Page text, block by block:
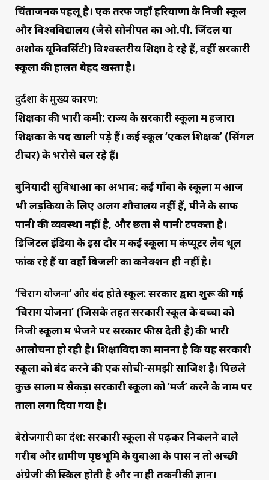
चिंताजनक पहलू है। एक तरफ जहाँ हरियाणा के निजी स्कूल
और विश्वविद्यालय (जैसे सोनीपत का ओ.पी. जिंदल या
अशोक यूनिवर्सिटी) विश्वस्तरीय शिक्षा दे रहे हैं, वहीं सरकारी
स्कूलों की हालत बेहद खस्ता है।
दुर्दशा के मुख्य कारण:
शिक्षकों की भारी कमी: राज्य के सरकारी स्कूलों में हजारों
शिक्षकों के पद खाली पड़े हैं। कई स्कूल ‘एकल शिक्षक’ (सिंगल
टीचर) के भरोसे चल रहे हैं।
बुनियादी सुविधाओं का अभाव: कई गाँवों के स्कूलों में आज
भी लड़कियों के लिए अलग शौचालय नहीं हैं, पीने के साफ
पानी की व्यवस्था नहीं है, और छतों से पानी टपकता है।
डिजिटल इंडिया के इस दौर में कई स्कूलों में कंप्यूटर लैब धूल
फांक रहे हैं या वहाँ बिजली का कनेक्शन ही नहीं है।
‘चिराग योजना’ और बंद होते स्कूल:सरकार द्वारा शुरू की गई
‘चिराग योजना’ (जिसके तहत सरकारी स्कूल के बच्चों को
निजी स्कूलों में भेजने पर सरकार फीस देती है) की भारी
आलोचना हो रही है। शिक्षाविदों का मानना है कि यह सरकारी
स्कूलों को बंद करने की एक सोची-समझी साजिश है। पिछले
कुछ सालों में सैकड़ों सरकारी स्कूलों को ‘मर्ज’ करने के नाम पर
ताला लगा दिया गया है।
बेरोजगारी का दंश:सरकारी स्कूलों से पढ़कर निकलने वाले
गरीब और ग्रामीण पृष्ठभूमि के युवाओं के पास न तो अच्छी
अंग्रेजी की स्किल होती है और ना ही तकनीकी ज्ञान।